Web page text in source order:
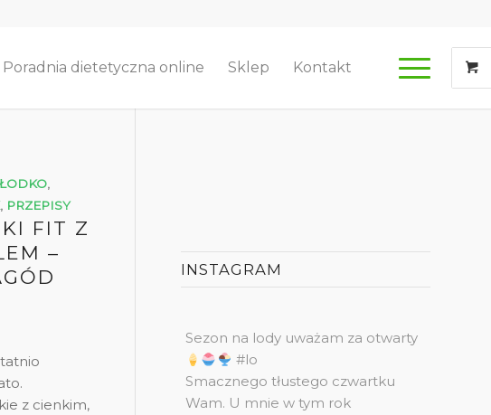
Poradnia dietetyczna online Sklep Kontakt
,
, PRZEPISY
FIT Z
–
z cienkim,
INSTAGRAM
Sezon na lody uważam za otwarty
#lo
Smacznego tłustego czwartku
Wam. U mnie w tym rok